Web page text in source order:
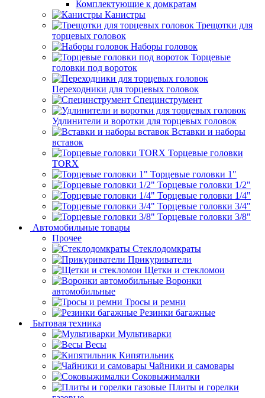
Комплектующие к домкратам
Канистры
Трещотки для
торцевых головок
Наборы головок
Торцевые
головки под вороток
Переходники для торцевых головок
Специнструмент
Удлинители и воротки для торцевых головок
Вставки и наборы
вставок
Торцевые головки
TORX
Торцевые головки 1"
Торцевые головки 1/2"
Торцевые головки 1/4"
Торцевые головки 3/4"
Торцевые головки 3/8"
Автомобильные товары
Прочее
Стеклодомкраты
Прикуриватели
Щетки и стекломои
Воронки
автомобильные
Тросы и ремни
Резинки багажные
Бытовая техника
Мультиварки
Весы
Кипятильник
Чайники и самовары
Соковыжималки
Плиты и горелки